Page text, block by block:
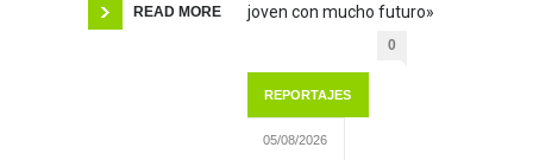
READ MORE
joven con mucho futuro»
0
REPORTAJES
05/08/2026